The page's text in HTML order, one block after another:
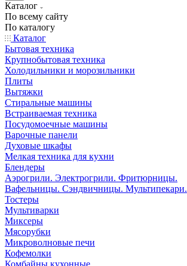
Каталог
По всему сайту
По каталогу
Каталог
Бытовая техника
Крупнобытовая техника
Холодильники и морозильники
Плиты
Вытяжки
Стиральные машины
Встраиваемая техника
Посудомоечные машины
Варочные панели
Духовые шкафы
Мелкая техника для кухни
Блендеры
Аэрогрили. Электрогрили. Фритюрницы.
Вафельницы. Сэндвичницы. Мультипекари.
Тостеры
Мультиварки
Миксеры
Мясорубки
Микроволновые печи
Кофемолки
Комбайны кухонные